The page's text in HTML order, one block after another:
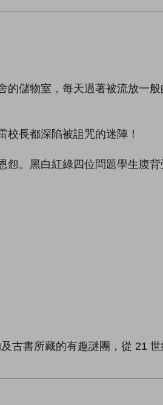
儲物室，每天過著被流放一
長都深陷被詛咒的迷陣！
。黑白紅綠四位問題學生腹
古書所藏的有趣謎團，從 21